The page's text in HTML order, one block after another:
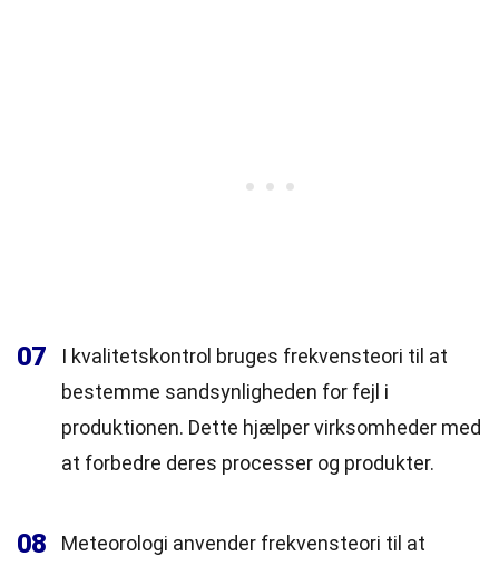
07
I kvalitetskontrol bruges frekvensteori til at
bestemme sandsynligheden for fejl i
produktionen. Dette hjælper virksomheder med
at forbedre deres processer og produkter.
08
Meteorologi anvender frekvensteori til at